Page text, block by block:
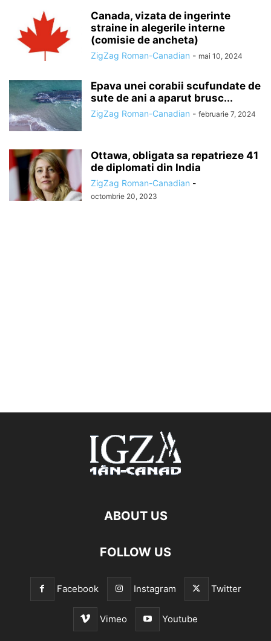
Canada, vizata de ingerinte
straine in alegerile interne
(comisie de ancheta)
ZigZag Roman-Canadian - mai 10, 2024
Epava unei corabii scufundate de
sute de ani a aparut brusc...
ZigZag Roman-Canadian - februarie 7, 2024
Ottawa, obligata sa repatrieze 41
de diplomati din India
ZigZag Roman-Canadian -
octombrie 20, 2023
ABOUT US
FOLLOW US
Facebook Instagram Twitter
Vimeo Youtube